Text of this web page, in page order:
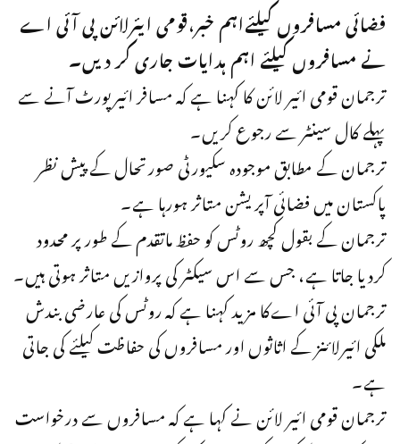
فضائی مسافروں کیلئےاہم خبر،قومی ایئرلائن پی آئی اے
نے مسافروں کیلئے اہم ہدایات جاری کر دیں۔
ترجمان قومی ائیر لائن کا کہنا ہے کہ مسافر ائیرپورٹ آنے سے
پہلے کال سینٹر سے رجوع کریں۔
ترجمان کے مطابق موجودہ سکیورٹی صورتحال کے پیش نظر
پاکستان میں فضائی آپریشن متاثر ہورہا ہے۔
ترجمان کے بقول کچھ روٹس کو حفظ ماتقدم کے طور پر محدود
کردیا جاتا ہے، جس سے اس سیکٹر کی پروازیں متاثر ہوتی ہیں۔
ترجمان پی آئی اےکا مزید کہنا ہے کہ روٹس کی عارضی بندش
ملکی ائیرلائنز کے اثاثوں اور مسافروں کی حفاظت کیلئے کی جاتی
ہے۔
ترجمان قومی ائیر لائن نے کہا ہے کہ مسافروں سے درخواست